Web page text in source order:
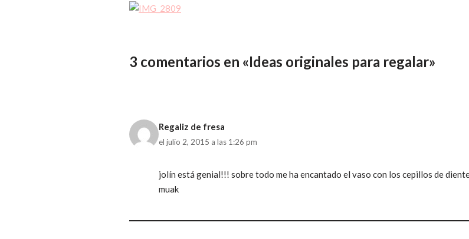
3 comentarios en «Ideas originales para regalar»
Regaliz de fresa
el julio 2, 2015 a las 1:26 pm
jolín está genial!!! sobre todo me ha encantado el vaso con los cepillos de
muak